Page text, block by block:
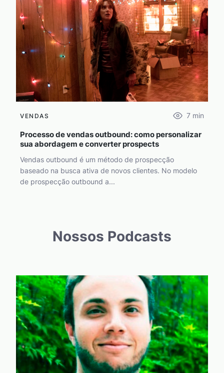
VENDAS 7 min
Processo de vendas outbound: como personalizar
sua abordagem e converter prospects
Vendas outbound é um método de prospecção
baseado na busca ativa de novos clientes. No modelo
de prospecção outbound a...
Nossos Podcasts